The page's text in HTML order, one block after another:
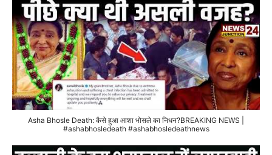
Asha Bhosle Death: कैसे हुआ आशा भोसले का निधन?BREAKING NEWS |
#ashabhosledeath #ashabhosledeathnews